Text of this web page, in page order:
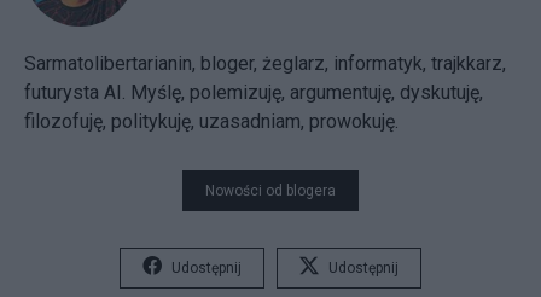
Sarmatolibertarianin, bloger, żeglarz, informatyk, trajkkarz,
futurysta AI. Myślę, polemizuję, argumentuję, dyskutuję,
filozofuję, politykuję, uzasadniam, prowokuję.
Nowości od blogera
Udostępnij Udostępnij